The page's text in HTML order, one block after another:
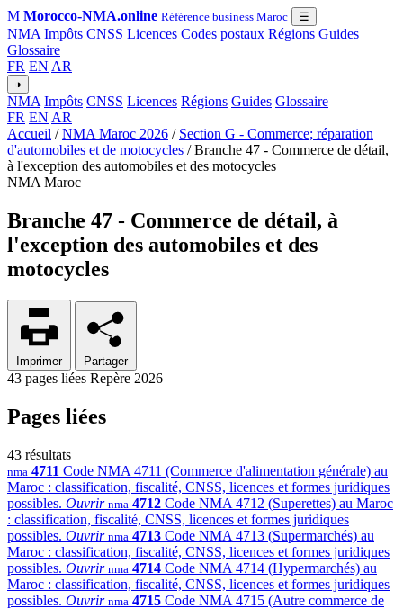
M Morocco-NMA.online Référence business Maroc ☰
NMA Impôts CNSS Licences Codes postaux Régions Guides
Glossaire
FR EN AR
◑
NMA Impôts CNSS Licences Régions Guides Glossaire
FR EN AR
Accueil / NMA Maroc 2026 / Section G - Commerce; réparation
d'automobiles et de motocycles / Branche 47 - Commerce de détail,
à l'exception des automobiles et des motocycles
NMA Maroc
Branche 47 - Commerce de détail, à
l'exception des automobiles et des
motocycles
Imprimer Partager
43 pages liées Repère 2026
Pages liées
43 résultats
nma 4711 Code NMA 4711 (Commerce d'alimentation générale) au
Maroc : classification, fiscalité, CNSS, licences et formes juridiques
possibles. Ouvrir nma 4712 Code NMA 4712 (Superettes) au Maroc
: classification, fiscalité, CNSS, licences et formes juridiques
possibles. Ouvrir nma 4713 Code NMA 4713 (Supermarchés) au
Maroc : classification, fiscalité, CNSS, licences et formes juridiques
possibles. Ouvrir nma 4714 Code NMA 4714 (Hypermarchés) au
Maroc : classification, fiscalité, CNSS, licences et formes juridiques
possibles. Ouvrir nma 4715 Code NMA 4715 (Autre commerce de